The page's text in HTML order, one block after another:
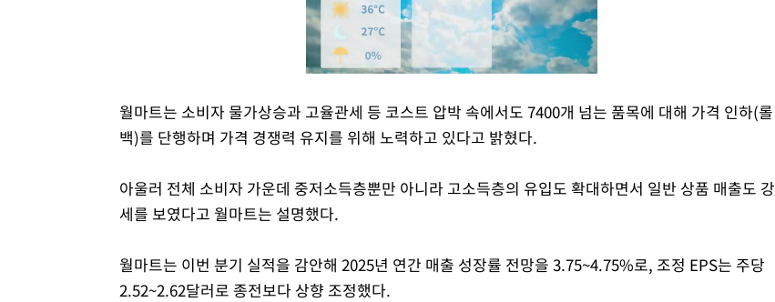
Mute
월마트는 소비자 물가상승과 고율관세 등 코스트 압박 속에서도 7400개 넘는 품목에 대해 가격 인하(롤
백)를 단행하며 가격 경쟁력 유지를 위해 노력하고 있다고 밝혔다.
아울러 전체 소비자 가운데 중저소득층뿐만 아니라 고소득층의 유입도 확대하면서 일반 상품 매출도 강
세를 보였다고 월마트는 설명했다.
월마트는 이번 분기 실적을 감안해 2025년 연간 매출 성장률 전망을 3.75~4.75%로, 조정 EPS는 주당
2.52~2.62달러로 종전보다 상향 조정했다.